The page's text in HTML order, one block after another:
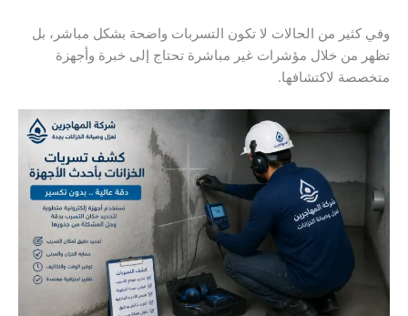
وفي كثير من الحالات لا تكون التسربات واضحة بشكل مباشر، بل
تظهر من خلال مؤشرات غير مباشرة تحتاج إلى خبرة وأجهزة
متخصصة لاكتشافها.